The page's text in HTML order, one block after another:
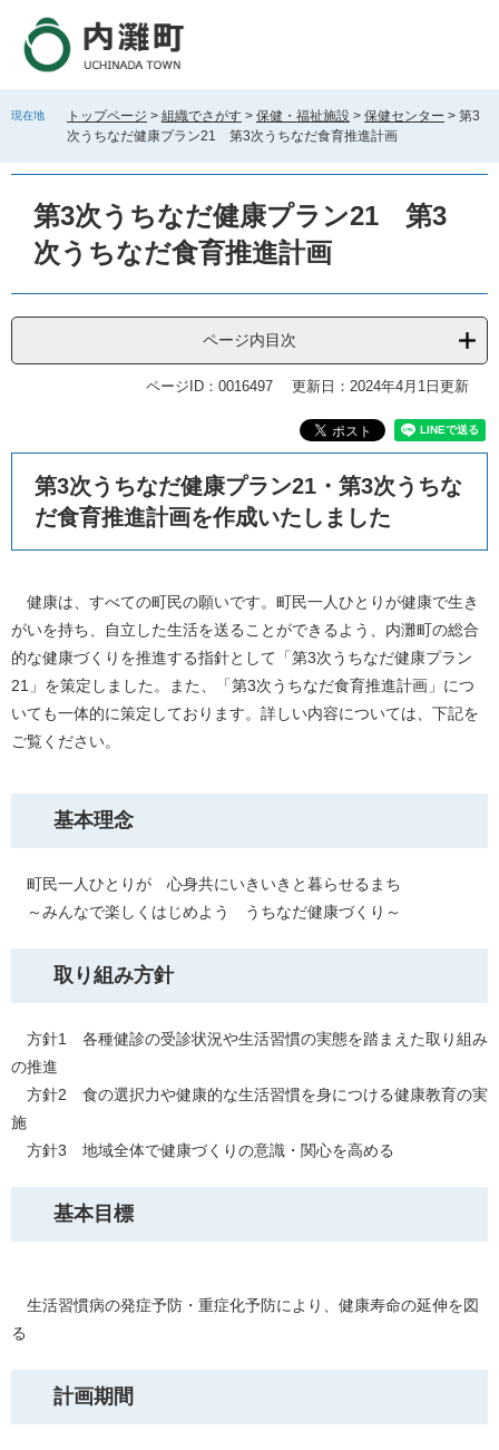
す
し
現在地 トップページ > 組織でさがす > 保健・福祉施設 > 保健センター > 第3
次うちなだ健康プラン21 第3次うちなだ食育推進計画
第3次うちなだ健康プラン21 第3
次うちなだ食育推進計画
ページ内目次
ページID：0016497 更新日：2024年4月1日更新
第3次うちなだ健康プラン21・第3次うちな
だ食育推進計画を作成いたしました
健康は、すべての町民の願いです。町民一人ひとりが健康で生き
がいを持ち、自立した生活を送ることができるよう、内灘町の総合
的な健康づくりを推進する指針として「第3次うちなだ健康プラン
21」を策定しました。また、「第3次うちなだ食育推進計画」につ
いても一体的に策定しております。詳しい内容については、下記を
ご覧ください。
基本理念
町民一人ひとりが 心身共にいきいきと暮らせるまち
～みんなで楽しくはじめよう うちなだ健康づくり～
取り組み方針
方針1 各種健診の受診状況や生活習慣の実態を踏まえた取り組み
の推進
方針2 食の選択力や健康的な生活習慣を身につける健康教育の実
施
方針3 地域全体で健康づくりの意識・関心を高める
基本目標
生活習慣病の発症予防・重症化予防により、健康寿命の延伸を図
る
計画期間